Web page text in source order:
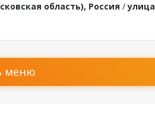
область), Россия /улица
меню